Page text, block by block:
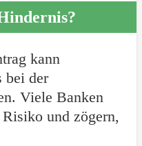
kann
bei der
Viele Banken
und zögern,